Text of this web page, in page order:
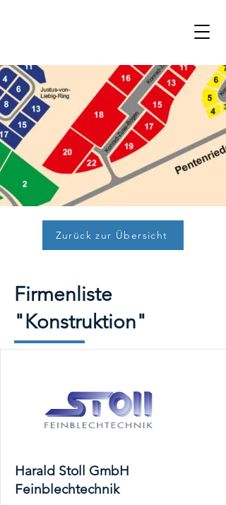
Zurück zur Übersicht
Firmenliste
"Konstruktion"
Harald Stoll GmbH
Feinblechtechnik